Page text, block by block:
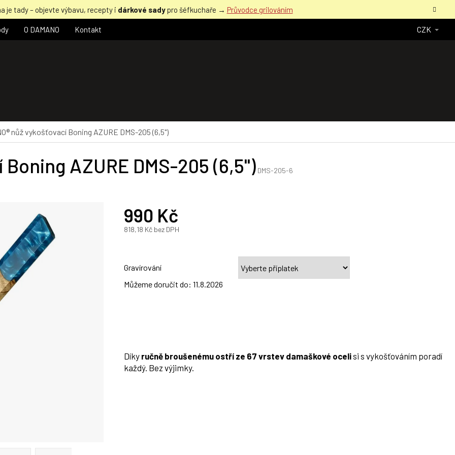
je tady – objevte výbavu, recepty i dárkové sadypro šéfkuchaře → Průvodce grilováním
O DAMANO Kontakt CZK
nůž vykošťovací Boning AZURE DMS-205 (6,5")
AZURE DMS-205 (6,5") DMS-205-6
990 Kč
818,18 Kč bez DPH
Gravírování
Můžeme doručit do: 11.8.2026
Díky ručně broušenému ostří ze 67 vrstev damaškové ocelisi s vykošťováním poradí
každý. Bez výjimky.